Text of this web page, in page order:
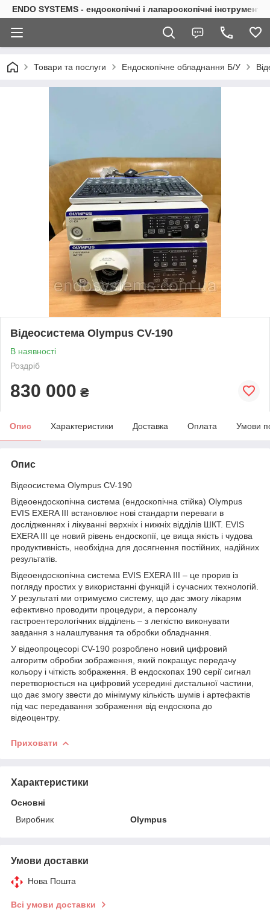
ENDO SYSTEMS - ендоскопічні і лапароскопічні інструменти
Товари та послуги Ендоскопічне обладнання Б/У
Відеосистема Olympus CV-190
В наявності
Роздріб
830 000 ₴
Опис Характеристики Доставка Оплата Умови
Опис
Відеосистема Olympus CV-190
Відеоендоскопічна система (ендоскопічна стійка) Olympus
EVIS EXERA III встановлює нові стандарти переваги в
дослідженнях і лікуванні верхніх і нижніх відділів ШКТ. EVIS
EXERA III це новий рівень ендоскопії, це вища якість і чудова
продуктивність, необхідна для досягнення постійних, надійних
результатів.
Відеоендоскопічна система EVIS EXERA III – це прорив із
погляду простих у використанні функцій і сучасних технологій.
У результаті ми отримуємо систему, що дає змогу лікарям
ефективно проводити процедури, а персоналу
гастроентерологічних відділень – з легкістю виконувати
завдання з налаштування та обробки обладнання.
У відеопроцесорі CV-190 розроблено новий цифровий
алгоритм обробки зображення, який покращує передачу
кольору і чіткість зображення. В ендоскопах 190 серії сигнал
перетворюється на цифровий усередині дистальної частини,
що дає змогу звести до мінімуму кількість шумів і артефактів
під час передавання зображення від ендоскопа до
відеоцентру.
Приховати
Характеристики
Основні
Виробник
Olympus
Умови доставки
Нова Пошта
Всі умови доставки